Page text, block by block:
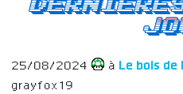
25/08/2024 à Le bois
grayfox19